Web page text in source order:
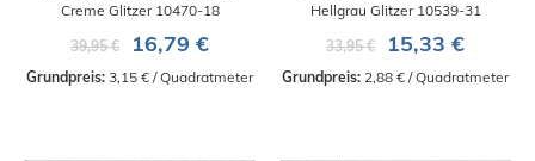
Creme Glitzer 10470-18
39,95 €
16,79 €
Grundpreis: 3,15 € / Quadratmeter
Hellgrau Glitzer 10539-31
33,95 €
15,33 €
Grundpreis: 2,88 € / Quadratmeter